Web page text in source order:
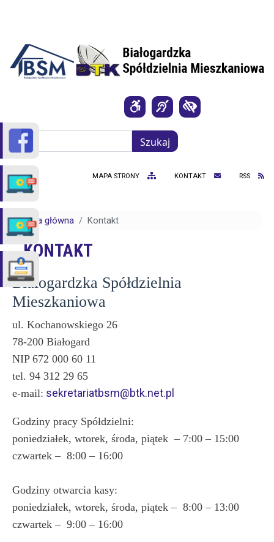
Szukaj
Szukaj
MAPA STRONY KONTAKT RSS
Strona główna Kontakt
KONTAKT
Białogardzka Spółdzielnia
Mieszkaniowa
ul. Kochanowskiego 26
78-200 Białogard
NIP 672 000 60 11
tel. 94 312 29 65
e-mail: sekretariatbsm@btk.net.pl
Godziny pracy Spółdzielni:
poniedziałek, wtorek, środa, piątek – 7:00 – 15:00
czwartek – 8:00 – 16:00
Godziny otwarcia kasy:
poniedziałek, wtorek, środa, piątek – 8:00 – 13:00
czwartek – 9:00 – 16:00